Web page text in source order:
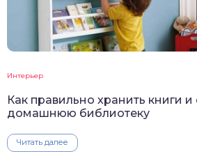
Интерьер
Как правильно хранить книги и
домашнюю библиотеку
Читать далее